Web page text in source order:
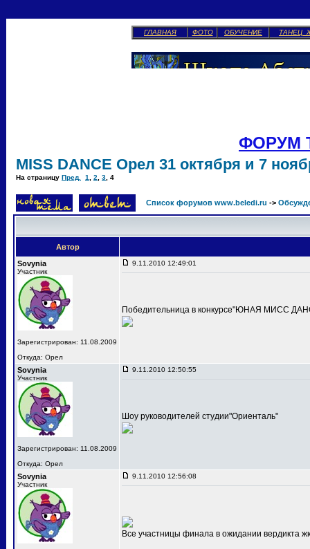
ГЛАВНАЯ ФОТО ОБУЧЕНИЕ ТАНЕЦ
ФОРУМ
MISS DANCE Орел 31 октября и 7
На страницу Пред. 1 2 3 4
Список форумов www.beledi.ru ->
Автор
Sovynia
Участник
Зарегистрирован: 11.08.2009
Откуда: Орел
9.11.2010 12:49:01
Победительница в конкурсе"ЮНАЯ МИСС
Sovynia
Участник
Зарегистрирован: 11.08.2009
Откуда: Орел
9.11.2010 12:50:55
Шоу руководителей студии"Ориенталь"
Sovynia
Участник
9.11.2010 12:56:08
Все участницы финала в ожидании вердикта